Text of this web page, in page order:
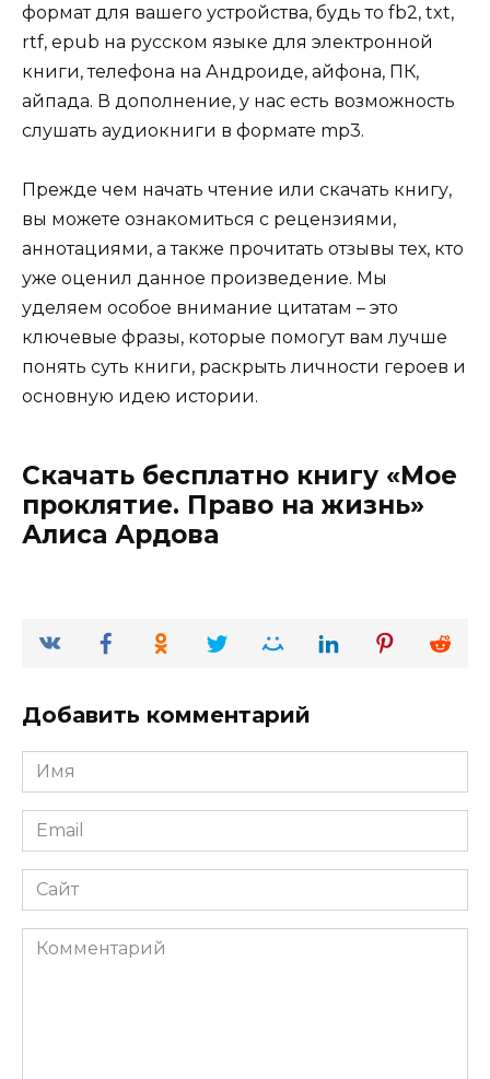
формат для вашего устройства, будь то fb2, txt,
rtf, epub на русском языке для электронной
книги, телефона на Андроиде, айфона, ПК,
айпада. В дополнение, у нас есть возможность
слушать аудиокниги в формате mp3.
Прежде чем начать чтение или скачать книгу,
вы можете ознакомиться с рецензиями,
аннотациями, а также прочитать отзывы тех, кто
уже оценил данное произведение. Мы
уделяем особое внимание цитатам – это
ключевые фразы, которые помогут вам лучше
понять суть книги, раскрыть личности героев и
основную идею истории.
Скачать бесплатно книгу «Мое
проклятие. Право на жизнь»
Алиса Ардова
Добавить комментарий
Имя
*
Email
*
Сайт
Комментарий